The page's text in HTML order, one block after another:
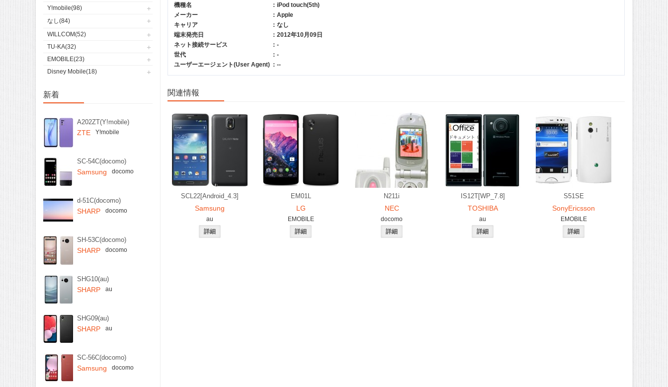
Y!mobile(98)
なし(84)
WILLCOM(52)
TU-KA(32)
EMOBILE(23)
Disney Mobile(18)
新着
A202ZT(Y!mobile)
ZTE Y!mobile
SC-54C(docomo)
Samsung docomo
d-51C(docomo)
SHARP docomo
SH-53C(docomo)
SHARP docomo
SHG10(au)
SHARP au
SHG09(au)
SHARP au
SC-56C(docomo)
Samsung docomo
機種名
：iPod touch(5th)
メーカー
： Apple
キャリア
： なし
端末発売日
：2012年10月09日
ネット接続サービス
：-
世代
：-
ユーザーエージェント(User Agent) ：--
関連情報
SCL22[Android_4.3]
Samsung
au
EM01L
LG
EMOBILE
N211i
NEC
docomo
IS12T[WP_7.8]
TOSHIBA
au
S51SE
SonyEricsson
EMOBILE